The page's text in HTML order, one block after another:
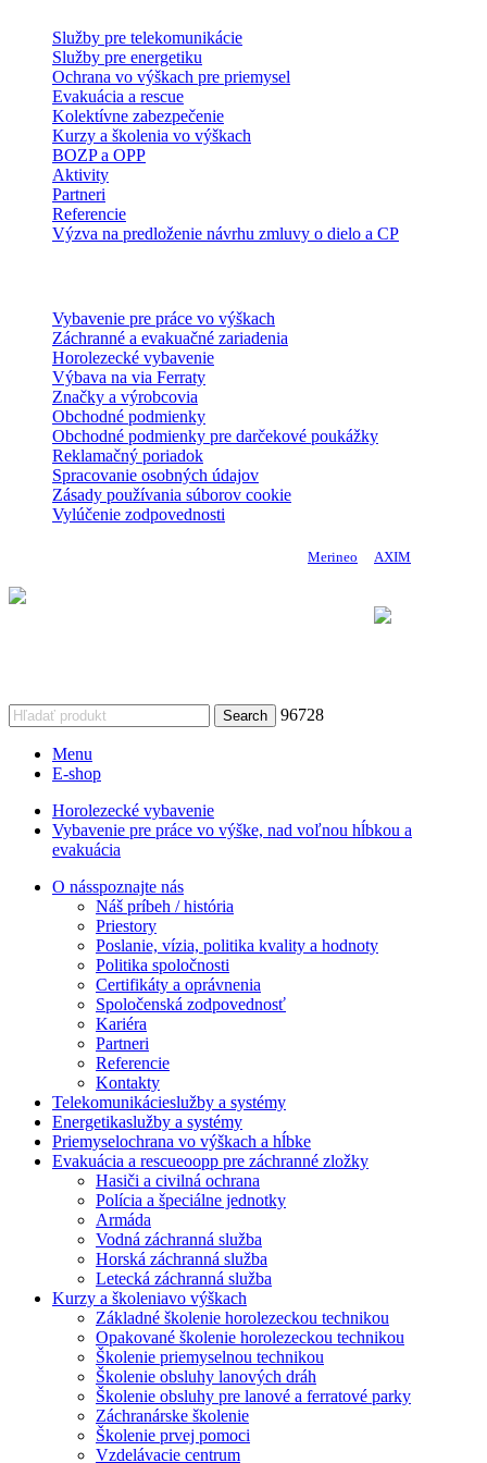
Služby pre telekomunikácie
Služby pre energetiku
Ochrana vo výškach pre priemysel
Evakuácia a rescue
Kolektívne zabezpečenie
Kurzy a školenia vo výškach
BOZP a OPP
Aktivity
Partneri
Referencie
Výzva na predloženie návrhu zmluvy o dielo a CP
Vybavenie pre práce vo výškach
Záchranné a evakuačné zariadenia
Horolezecké vybavenie
Výbava na via Ferraty
Značky a výrobcovia
Obchodné podmienky
Obchodné podmienky pre darčekové poukážky
Reklamačný poriadok
Spracovanie osobných údajov
Zásady používania súborov cookie
Vylúčenie zodpovednosti
Merineo AXIM
Search 96728
Menu
E-shop
Horolezecké vybavenie
Vybavenie pre práce vo výške, nad voľnou hĺbkou a
evakuácia
O násspoznajte nás
Náš príbeh / história
Priestory
Poslanie, vízia, politika kvality a hodnoty
Politika spoločnosti
Certifikáty a oprávnenia
Spoločenská zodpovednosť
Kariéra
Partneri
Referencie
Kontakty
Telekomunikácieslužby a systémy
Energetikaslužby a systémy
Priemyselochrana vo výškach a hĺbke
Evakuácia a rescueoopp pre záchranné zložky
Hasiči a civilná ochrana
Polícia a špeciálne jednotky
Armáda
Vodná záchranná služba
Horská záchranná služba
Letecká záchranná služba
Kurzy a školeniavo výškach
Základné školenie horolezeckou technikou
Opakované školenie horolezeckou technikou
Školenie priemyselnou technikou
Školenie obsluhy lanových dráh
Školenie obsluhy pre lanové a ferratové parky
Záchranárske školenie
Školenie prvej pomoci
Vzdelávacie centrum